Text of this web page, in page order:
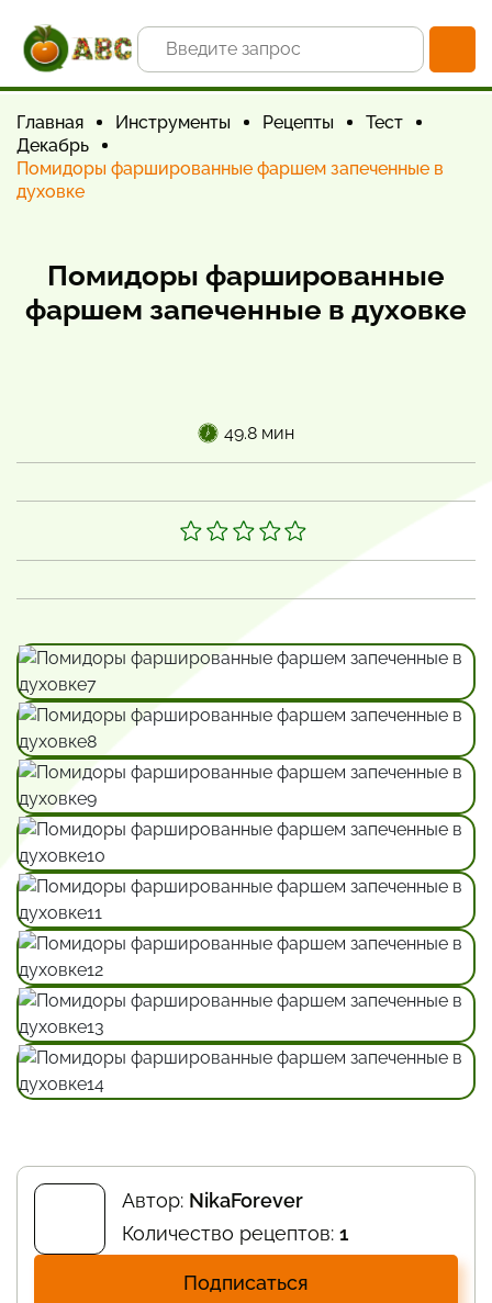
Главная Инструменты Рецепты
Тест
Декабрь
Помидоры фаршированные фаршем запеченные в
духовке
Помидоры фаршированные
фаршем запеченные в духовке
49.8 мин
Автор: NikaForever
Количество рецептов: 1
Подписаться